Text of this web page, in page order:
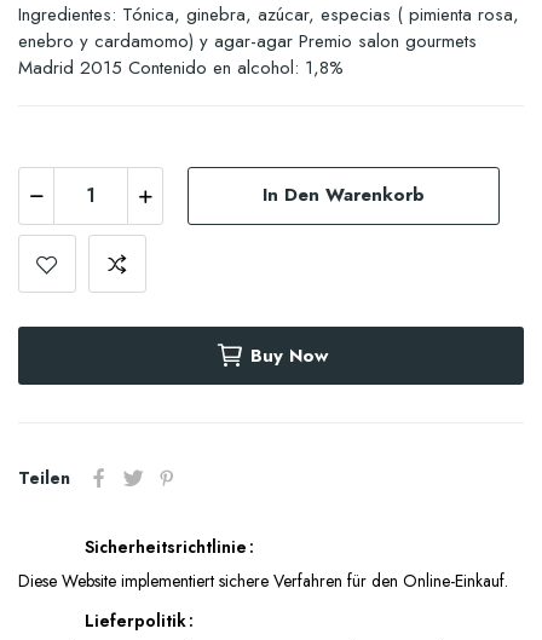
Ingredientes: Tónica, ginebra, azúcar, especias ( pimienta rosa,
enebro y cardamomo) y agar-agar Premio salon gourmets
Madrid 2015 Contenido en alcohol: 1,8%
In Den Warenkorb
Buy Now
Teilen
Sicherheitsrichtlinie
Diese Website implementiert sichere Verfahren für den Online-Einkauf.
Lieferpolitik